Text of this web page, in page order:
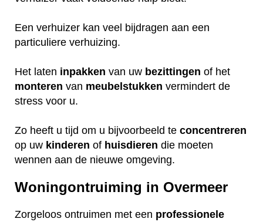
Een verhuizer kan veel bijdragen aan een
particuliere verhuizing.
Het laten inpakken van uw bezittingen of het
monteren van meubelstukken vermindert de
stress voor u.
Zo heeft u tijd om u bijvoorbeeld te concentreren
op uw kinderen of huisdieren die moeten
wennen aan de nieuwe omgeving.
Woningontruiming in Overmeer
Zorgeloos ontruimen met een professionele